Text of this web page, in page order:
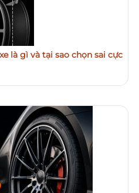
là gì và tại sao chọn sai cực